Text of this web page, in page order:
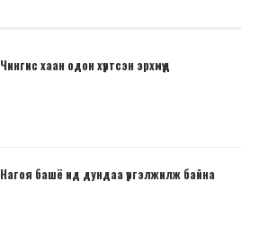
Чингис хаан одон хүртсэн эрхмүүд
Нагоя башё ид дундаа үргэлжилж байна